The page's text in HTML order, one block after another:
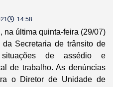
14:58
na última quinta-feira (29/07)
Secretaria de trânsito de
de assédio e
de trabalho. As denúncias
o Diretor de Unidade de